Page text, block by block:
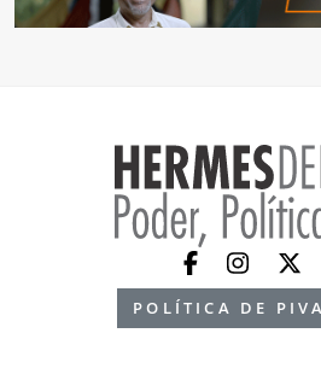
POLÍTICA DE